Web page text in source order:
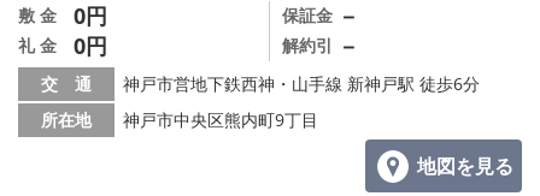
敷 金 0円
礼 金 0円
保証金 －
解約引 －
交 通
神戸市営地下鉄西神・山手線 新神戸駅 徒歩6分
所在地
神戸市中央区熊内町9丁目
地図を見る